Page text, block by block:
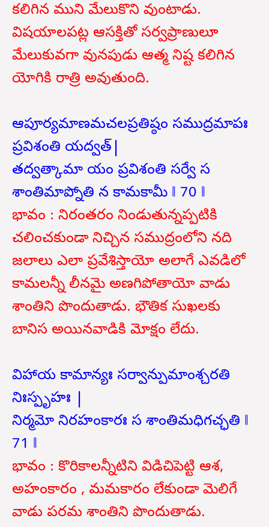
కలిగిన ముని మేలుకొని వుంటాడు.
విషయాలపట్ల ఆసక్తితో సర్వప్రాణులూ
మేలుకువగా వునపుడు ఆత్మ నిష్ట కలిగిన
యోగికి రాత్రి అవుతుంది.
ఆపూర్యమాణమచలప్రతిష్ఠం సముద్రమాపః
ప్రవిశంతి యద్వత్|
తద్వత్కామా యం ప్రవిశంతి సర్వే స
శాంతిమాప్నోతి న కామకామీ ‖ 70 ‖
భావం : నిరంతరం నిండుతున్నప్పటికి
చలించకుండా నిచ్చిన సముద్రంలోని నది
జలాలు ఎలా ప్రవేశిస్తాయో అలాగే ఎవడిలో
కామలన్నీ లీనమై అణగిపోతాయో వాడు
శాంతిని పొందుతాడు. భౌతిక సుఖలకు
బానిస అయినవాడికి మోక్షం లేదు.
విహాయ కామాన్యః సర్వాన్పుమాంశ్చరతి
నిఃస్పృహః |
నిర్మమో నిరహంకారః స శాంతిమధిగచ్ఛతి ‖
71 ‖
భావం : కొరికాలన్నీటిని విడిచిపెట్టి ఆశ,
అహంకారం , మమకారం లేకుండా మెలిగే
వాడు పరమ శాంతిని పొందుతాడు.